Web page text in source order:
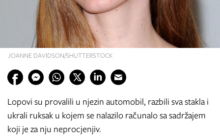
JOANNE DAVIDSON/SHUTTERSTOCK
Lopovi su provalili u njezin automobil, razbili sva stakla i
ukrali ruksak u kojem se nalazilo računalo sa sadržajem
koji je za nju neprocjenjiv.